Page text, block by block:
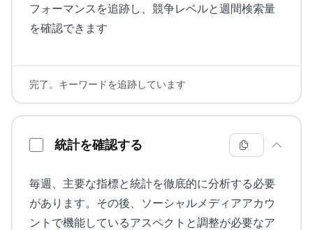
フォーマンスを追跡し、競争レベルと週間検索量
を確認できます
完了。キーワードを追跡しています
統計を確認する
毎週、主要な指標と統計を徹底的に分析する必要
があります。その後、ソーシャルメディアアカウ
ントで機能しているアスペクトと調整が必要なア